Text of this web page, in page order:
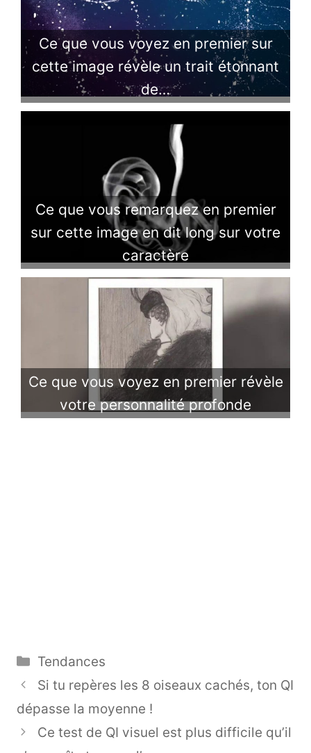
Ce que vous voyez en premier sur
cette image révèle un trait étonnant
de…
Ce que vous remarquez en premier
sur cette image en dit long sur votre
caractère
Ce que vous voyez en premier révèle
votre personnalité profonde
Catégories
Tendances
Si tu repères les 8 oiseaux cachés, ton QI
dépasse la moyenne !
Ce test de QI visuel est plus difficile qu’il